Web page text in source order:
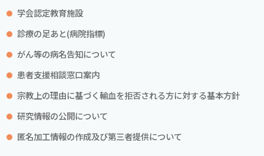
学会認定教育施設
診療の足あと(病院指標)
がん等の病名告知について
患者支援相談窓口案内
宗教上の理由に基づく輸血を拒否される方に対する基本方針
研究情報の公開について
匿名加工情報の作成及び第三者提供について